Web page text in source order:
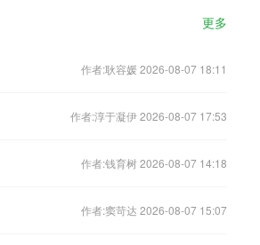
更多
作者:耿容媛 2026-08-07 18:11
作者:淳于凝伊 2026-08-07 17:53
作者:钱育树 2026-08-07 14:18
作者:窦苛达 2026-08-07 15:07